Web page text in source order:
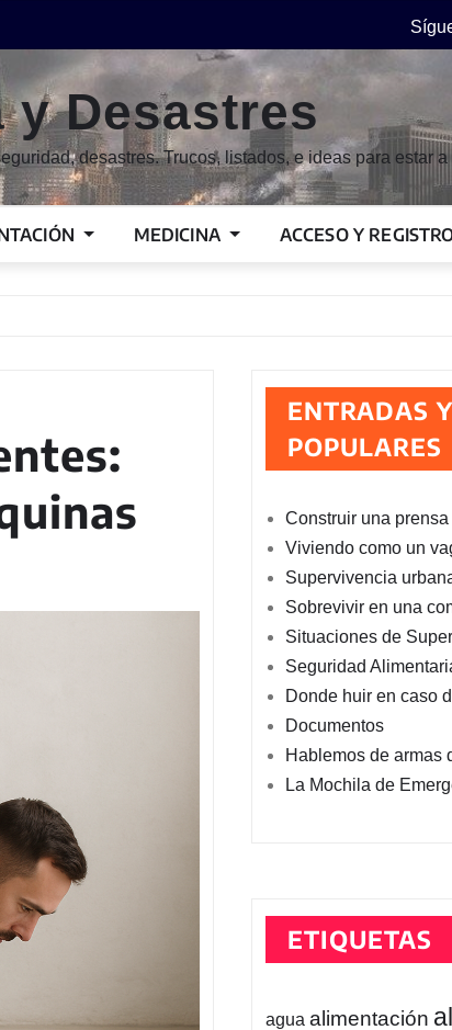
Desastres
desastres. Trucos, listados, e ideas para estar
MEDICINA ACCESO Y
ENTRADAS
POPULARES
Construir una prensa
Viviendo como un
Supervivencia
Sobrevivir en una
Situaciones de
Seguridad
Donde huir en caso
Documentos
Hablemos de armas
La Mochila de
ETIQUETAS
agua alimentación